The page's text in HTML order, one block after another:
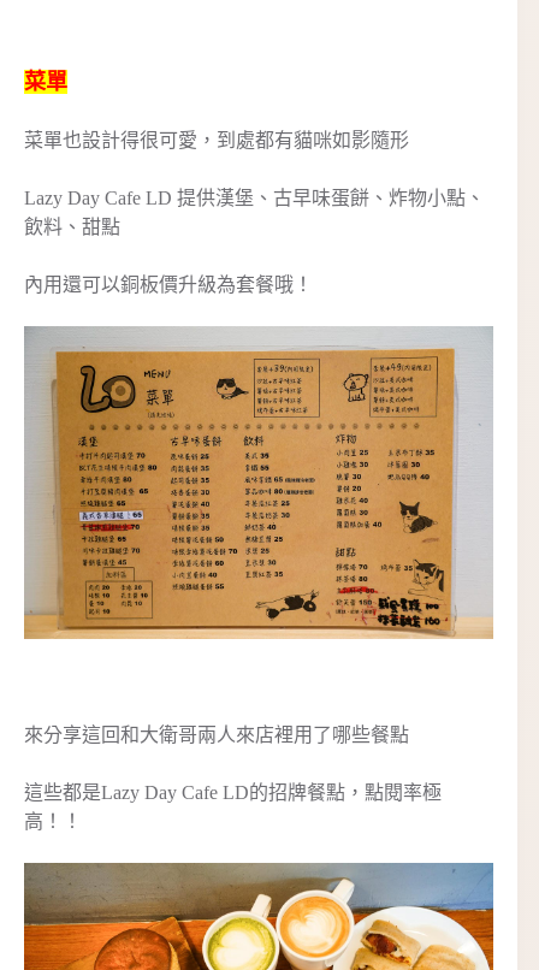
菜單
菜單也設計得很可愛，到處都有貓咪如影隨形
Lazy Day Cafe LD 提供漢堡、古早味蛋餅、炸物小點、
飲料、甜點
內用還可以銅板價升級為套餐哦！
來分享這回和大衛哥兩人來店裡用了哪些餐點
這些都是Lazy Day Cafe LD的招牌餐點，點閱率極
高！！